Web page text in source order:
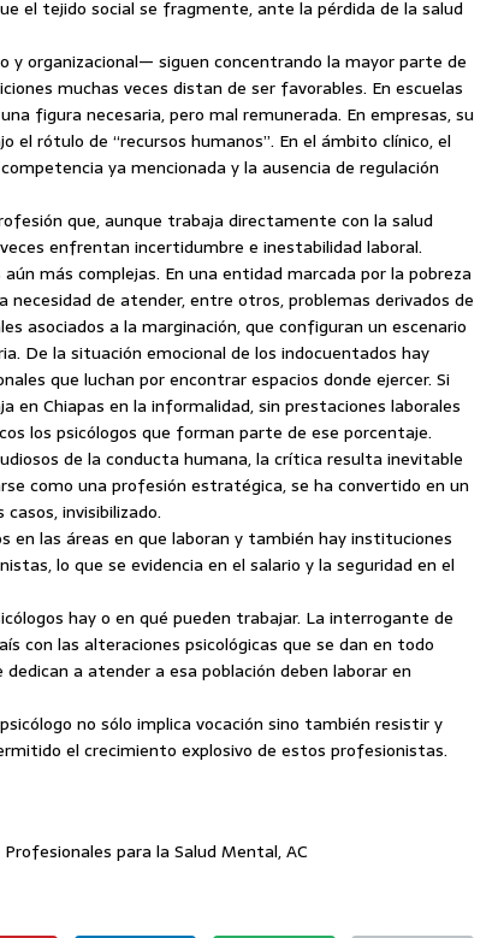
el tejido social se fragmente, ante la pérdida de la salud
y organizacional— siguen concentrando la mayor parte de
muchas veces distan de ser favorables. En escuelas
figura necesaria, pero mal remunerada. En empresas, su
rótulo de “recursos humanos”. En el ámbito clínico, el
ya mencionada y la ausencia de regulación
que, aunque trabaja directamente con la salud
enfrentan incertidumbre e inestabilidad laboral.
más complejas. En una entidad marcada por la pobreza
necesidad de atender, entre otros, problemas derivados de
asociados a la marginación, que configuran un escenario
De la situación emocional de los indocuentados hay
que luchan por encontrar espacios donde ejercer. Si
en Chiapas en la informalidad, sin prestaciones laborales
los psicólogos que forman parte de ese porcentaje.
de la conducta humana, la crítica resulta inevitable
como una profesión estratégica, se ha convertido en un
invisibilizado.
en las áreas en que laboran y también hay instituciones
lo que se evidencia en el salario y la seguridad en el
hay o en qué pueden trabajar. La interrogante de
con las alteraciones psicológicas que se dan en todo
a atender a esa población deben laborar en
no sólo implica vocación sino también resistir y
el crecimiento explosivo de estos profesionistas.
para la Salud Mental, AC